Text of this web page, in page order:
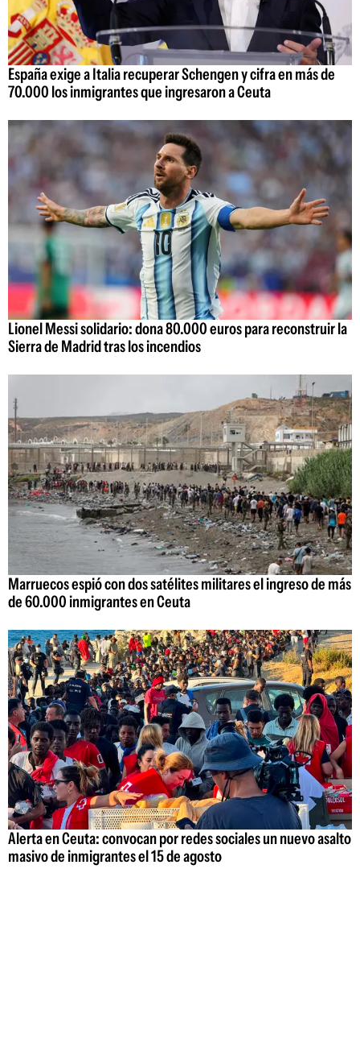
España exige a Italia recuperar Schengen y cifra en más de
70.000 los inmigrantes que ingresaron a Ceuta
Lionel Messi solidario: dona 80.000 euros para reconstruir la
Sierra de Madrid tras los incendios
Marruecos espió con dos satélites militares el ingreso de más
de 60.000 inmigrantes en Ceuta
Alerta en Ceuta: convocan por redes sociales un nuevo asalto
masivo de inmigrantes el 15 de agosto